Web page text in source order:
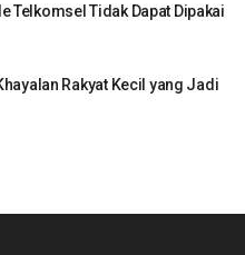
Telkomsel Tidak Dapat Dipakai
Rakyat Kecil yang Jadi